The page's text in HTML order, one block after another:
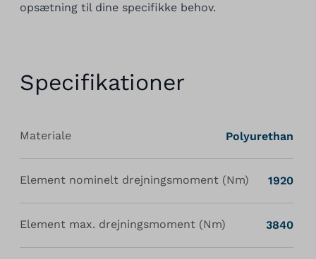
opsætning til dine specifikke behov.
Specifikationer
Materiale Polyurethan
Element nominelt drejningsmoment (Nm) 1920
Element max. drejningsmoment (Nm) 3840